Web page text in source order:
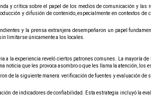
y crítica sobre el papel de los medios de comunicación y
y difusión de contenido, especialmente en contextos
y la prensa extranjera desempeñaron un papel
limitarse únicamente a los locales.
a la experiencia reveló ciertos patrones comunes. La
que les provoca asombro o que les llama la atención,
de la siguiente manera: verificación de fuentes y evaluación
de indicadores de confiabilidad. Esta estrategia incluyó la